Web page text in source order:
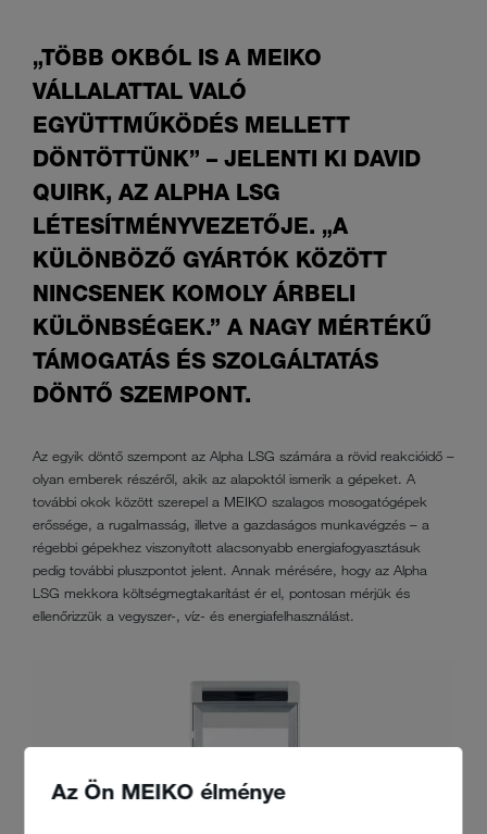
Az Ön MEIKO élménye
„TÖBB OKBÓL IS A MEIKO
VÁLLALATTAL VALÓ
EGYÜTTMŰKÖDÉS MELLETT
DÖNTÖTTÜNK” – JELENTI KI DAVID
QUIRK, AZ ALPHA LSG
LÉTESÍTMÉNYVEZETŐJE. „A
KÜLÖNBÖZŐ GYÁRTÓK KÖZÖTT
NINCSENEK KOMOLY ÁRBELI
KÜLÖNBSÉGEK.” A NAGY MÉRTÉKŰ
TÁMOGATÁS ÉS SZOLGÁLTATÁS
DÖNTŐ SZEMPONT.
Az egyik döntő szempont az Alpha LSG számára a rövid reakcióidő –
olyan emberek részéről, akik az alapoktól ismerik a gépeket. A
további okok között szerepel a MEIKO szalagos mosogatógépek
erőssége, a rugalmasság, illetve a gazdaságos munkavégzés – a
régebbi gépekhez viszonyított alacsonyabb energiafogyasztásuk
pedig további pluszpontot jelent. Annak mérésére, hogy az Alpha
LSG mekkora költségmegtakarítást ér el, pontosan mérjük és
ellenőrizzük a vegyszer-, víz- és energiafelhasználást.